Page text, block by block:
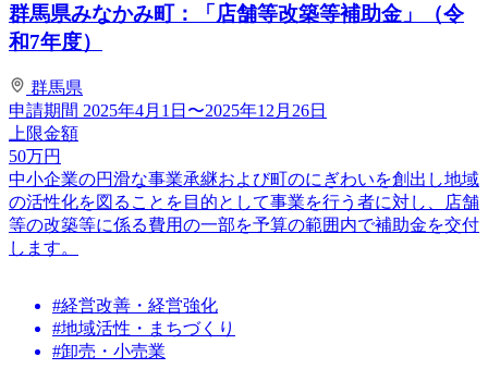
群馬県みなかみ町：「店舗等改築等補助金」（令
和7年度）
群馬県
申請期間 2025年4月1日〜2025年12月26日
上限金額
50万円
中小企業の円滑な事業承継および町のにぎわいを創出し地域
の活性化を図ることを目的として事業を行う者に対し、店舗
等の改築等に係る費用の一部を予算の範囲内で補助金を交付
します。
#経営改善・経営強化
#地域活性・まちづくり
#卸売・小売業